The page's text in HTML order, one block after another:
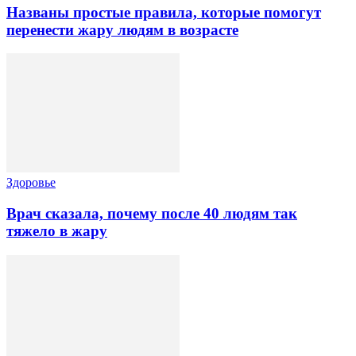
Названы простые правила, которые помогут
перенести жару людям в возрасте
Здоровье
Врач сказала, почему после 40 людям так
тяжело в жару